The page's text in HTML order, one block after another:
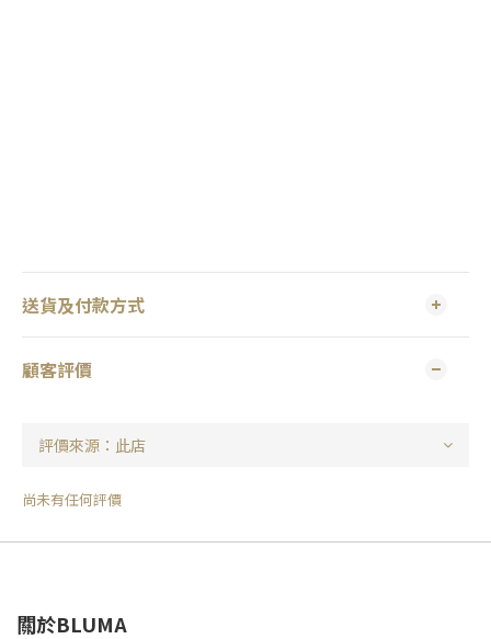
送貨及付款方式
顧客評價
尚未有任何評價
關於BLUMA